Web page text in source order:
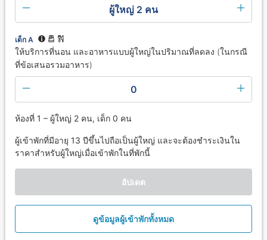
ผู้ใหญ่ 2 คน
เด็ก A
ให้บริการที่นอน และอาหารแบบผู้ใหญ่ในปริมาณที่ลดลง (ในกรณี
ที่ข้อเสนอรวมอาหาร)
0
ห้องที่ 1 – ผู้ใหญ่ 2 คน, เด็ก 0 คน
ผู้เข้าพักที่มีอายุ 13 ปีขึ้นไปถือเป็นผู้ใหญ่ และจะต้องชำระเงินใน
ราคาสำหรับผู้ใหญ่เมื่อเข้าพักในที่พักนี้
อัปเดต
ดูข้อมูลผู้เข้าพักทั้งหมด